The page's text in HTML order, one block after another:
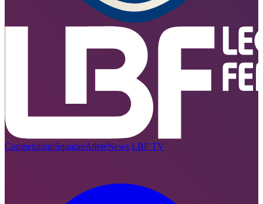
CompetizioniSquadreAtleteNews LBF TV